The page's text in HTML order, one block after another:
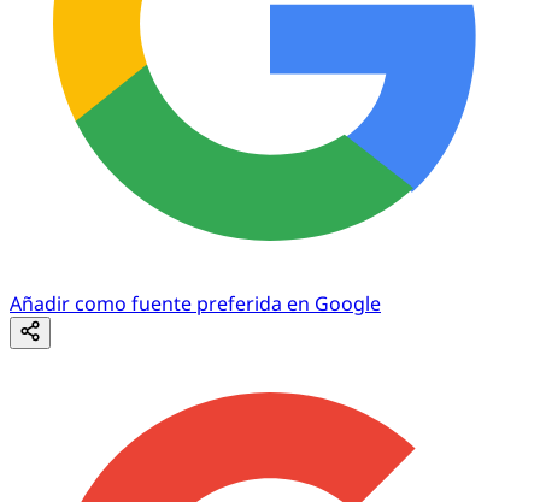
Añadir como fuente preferida en Google